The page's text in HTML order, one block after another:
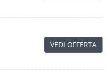
VEDI OFFERTA